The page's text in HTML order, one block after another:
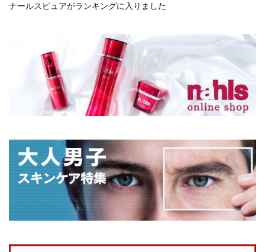
ナールスピュアがランキングに入りました